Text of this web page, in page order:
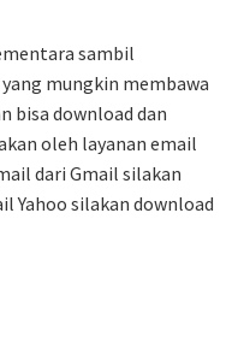
sambil
mungkin membawa
bisa download dan
oleh layanan email
dari Gmail silakan
Yahoo silakan download